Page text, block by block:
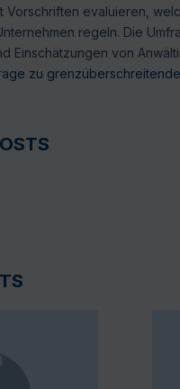
Vorschriften evaluieren,
regeln. Die
Einschätzungen von
zu